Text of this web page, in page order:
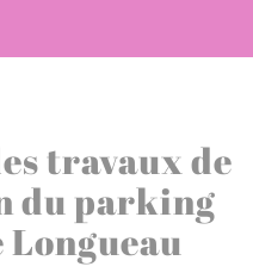
travaux de
du parking
Longueau